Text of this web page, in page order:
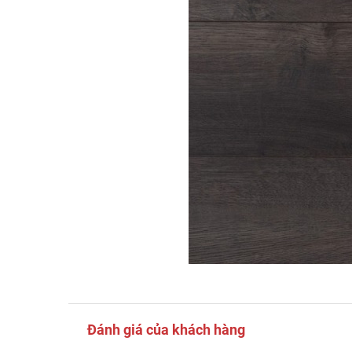
Đánh giá của khách hàng